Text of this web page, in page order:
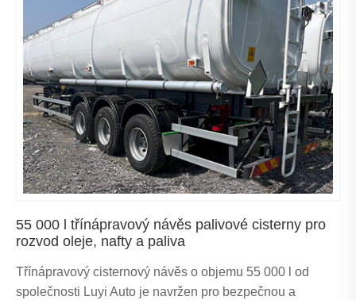
55 000 l třínápravový návěs palivové cisterny pro
rozvod oleje, nafty a paliva
Třínápravový cisternový návěs o objemu 55 000 l od
společnosti Luyi Auto je navržen pro bezpečnou a